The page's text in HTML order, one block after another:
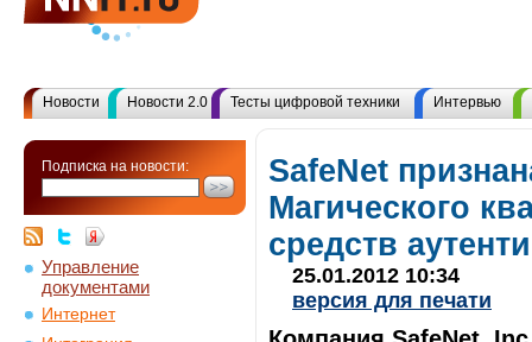
Новости Новости 2.0 Тесты цифровой техники Интервью
Подписка на новости:
Управление
документами
Интернет
SafeNet
Магического
средств
25.01.2012 10:34
версия для печати